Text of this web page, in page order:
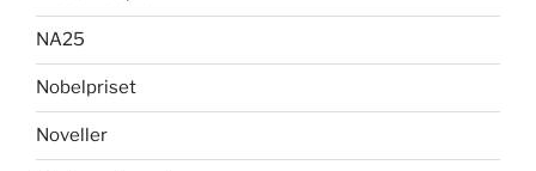
NA25
Nobelpriset
Noveller